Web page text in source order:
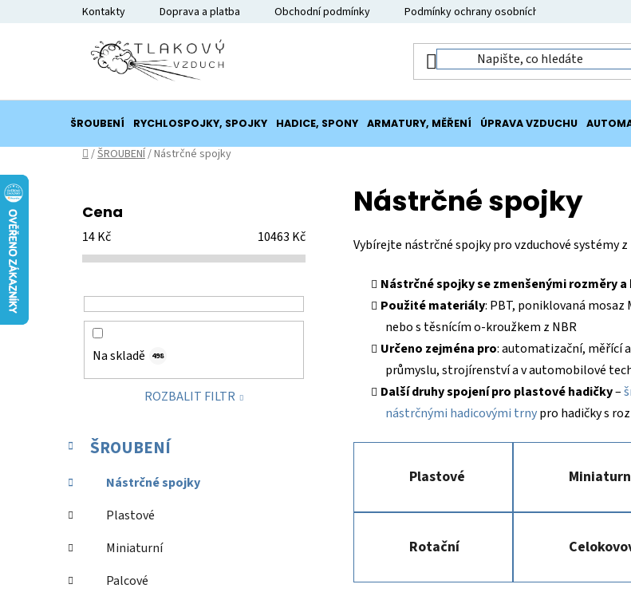
Kontakty Doprava a platba Obchodní podmínky Podmínky ochrany osobních údajů
ŠROUBENÍ RYCHLOSPOJKY, SPOJKY HADICE, SPONY ARMATURY, MĚŘENÍ ÚPRAVA VZDUCHU
Domů
/ŠROUBENÍ/Nástrčné spojky
l
Cena
14Kč 10463 Kč
Na skladě 498
ROZBALIT FILTR
Přeskočit
kategorie
K
a
t
e
g
o
r
e
ŠROUBENÍ
Nástrčné spojky
Plastové
Miniaturní
Palcové
Nástrčné spojky
Vybírejte nástrčné spojky pro vzduchové systémy
Nástrčné spojky se zmenšenými rozměry
Použité materiály: PBT, poniklovaná mosaz
nebo s těsnícím o-kroužkem z NBR
Určeno zejména pro: automatizační, měřící
průmyslu, strojírenství a v automobilové
Další druhy spojení pro plastové hadičky–
nástrčnými hadicovými trnypro hadičky s
Plastové
Rotační